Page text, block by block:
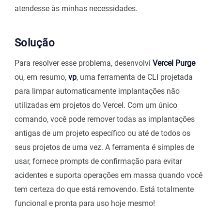
atendesse às minhas necessidades.
Solução
Para resolver esse problema, desenvolvi Vercel Purge
ou, em resumo, vp, uma ferramenta de CLI projetada
para limpar automaticamente implantações não
utilizadas em projetos do Vercel. Com um único
comando, você pode remover todas as implantações
antigas de um projeto específico ou até de todos os
seus projetos de uma vez. A ferramenta é simples de
usar, fornece prompts de confirmação para evitar
acidentes e suporta operações em massa quando você
tem certeza do que está removendo. Está totalmente
funcional e pronta para uso hoje mesmo!